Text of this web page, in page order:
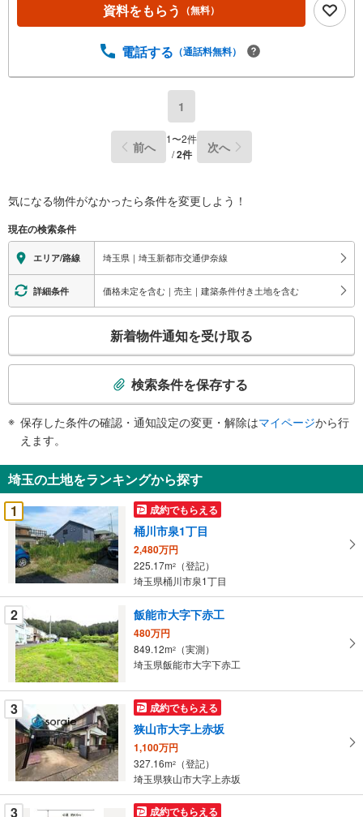
資料をもらう （無料）
電話する （通話料無料）
1
前へ 1〜2件
/2件 次へ
気になる物件がなかったら条件を変更しよう！
現在の検索条件
エリア/路線 埼玉県｜埼玉新都市交通伊奈線
詳細条件 価格未定を含む｜売主｜建築条件付き土地を含む
検
知
を
受
け
取
る
・
件
を
マ
イ
ペ
ー
ジ
に
保
存
る
新着物件通知を受け取る
検索条件を保存する
保存した条件の確認・通知設定の変更・解除はマイページから行
えます。
埼玉の土地をランキングから探す
1
成約でもらえる
桶川市泉1丁目
2,480万円
225.17m2
（登記）
埼玉県桶川市泉1丁目
2 飯能市大字下赤工
480万円
849.12m2
（実測）
埼玉県飯能市大字下赤工
3 成約でもらえる
狭山市大字上赤坂
1,100万円
327.16m2
（登記）
埼玉県狭山市大字上赤坂
3 成約でもらえる